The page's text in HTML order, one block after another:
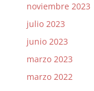
noviembre 2023
julio 2023
junio 2023
marzo 2023
marzo 2022